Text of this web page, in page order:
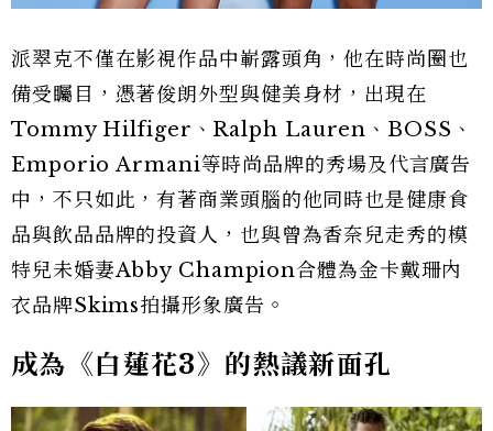
派翠克不僅在影視作品中嶄露頭角，他在時尚圈也
備受矚目，憑著俊朗外型與健美身材，出現在
Tommy Hilfiger、Ralph Lauren、BOSS、
Emporio Armani等時尚品牌的秀場及代言廣告
中，不只如此，有著商業頭腦的他同時也是健康食
品與飲品品牌的投資人，也與曾為香奈兒走秀的模
特兒未婚妻Abby Champion合體為金卡戴珊內
衣品牌Skims拍攝形象廣告。
成為《白蓮花3》的熱議新面孔